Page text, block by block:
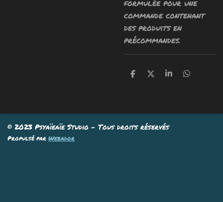
formulée pour une
commande contenant
des produits en
précommandes.
P
g
e
r
P
g
e
r
P
g
e
r
P
g
© 2023 Psyaïeaïe Studio - Tous droits réservés
Propulsé par Webador